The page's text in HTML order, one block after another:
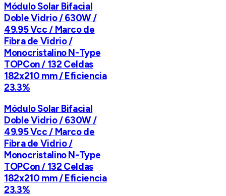
Módulo Solar Bifacial
Doble Vidrio / 630W /
49.95 Vcc / Marco de
Fibra de Vidrio /
Monocristalino N-Type
TOPCon / 132 Celdas
182x210 mm / Eficiencia
23.3%
Módulo Solar Bifacial
Doble Vidrio / 630W /
49.95 Vcc / Marco de
Fibra de Vidrio /
Monocristalino N-Type
TOPCon / 132 Celdas
182x210 mm / Eficiencia
23.3%